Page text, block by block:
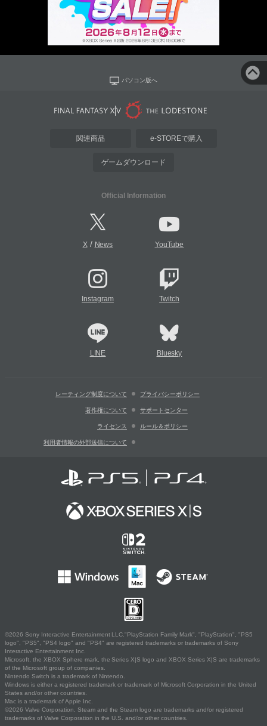
パソコン版へ
関連商品 e-STOREで購入
ゲームダウンロード
Official Information
X/ News YouTube
Instagram Twitch
LINE Bluesky
レーティング制度について プライバシーポリシー
著作権について サポートセンター
ライセンス ルール＆ポリシー
利用者情報の外部送信について
©2026 Sony Interactive Entertainment LLC."PlayStation Family Mark", "PlayStation", "PS5
logo", "PS5", "PS4 logo" and "PS4" are registered trademarks or trademarks of Sony
Interactive Entertainment Inc.
Microsoft, the XBOX Sphere mark, the Series X|S logo and XBOX Series X|S are trademarks
of the Microsoft group of companies.
Nintendo Switch is a trademark of Nintendo.
Windows is either a registered trademark or trademark of Microsoft Corporation in the United
States and/or other countries.
Mac is a trademark of Apple Inc.
©2026 Valve Corporation. Steam and the Steam logo are trademarks and/or registered
trademarks of Valve Corporation in the U.S. and/or other countries.